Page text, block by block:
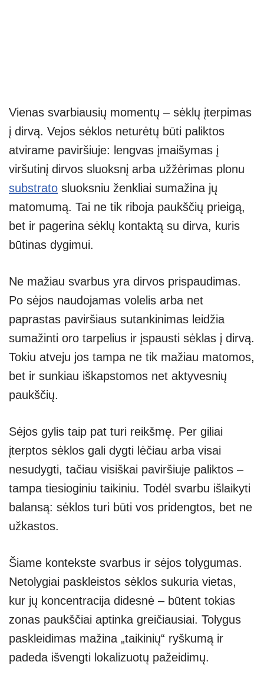
Vienas svarbiausių momentų – sėklų įterpimas
į dirvą. Vejos sėklos neturėtų būti paliktos
atvirame paviršiuje: lengvas įmaišymas į
viršutinį dirvos sluoksnį arba užžėrimas plonu
substrato sluoksniu ženkliai sumažina jų
matomumą. Tai ne tik riboja paukščių prieigą,
bet ir pagerina sėklų kontaktą su dirva, kuris
būtinas dygimui.
Ne mažiau svarbus yra dirvos prispaudimas.
Po sėjos naudojamas volelis arba net
paprastas paviršiaus sutankinimas leidžia
sumažinti oro tarpelius ir įspausti sėklas į dirvą.
Tokiu atveju jos tampa ne tik mažiau matomos,
bet ir sunkiau iškapstomos net aktyvesnių
paukščių.
Sėjos gylis taip pat turi reikšmę. Per giliai
įterptos sėklos gali dygti lėčiau arba visai
nesudygti, tačiau visiškai paviršiuje paliktos –
tampa tiesioginiu taikiniu. Todėl svarbu išlaikyti
balansą: sėklos turi būti vos pridengtos, bet ne
užkastos.
Šiame kontekste svarbus ir sėjos tolygumas.
Netolygiai paskleistos sėklos sukuria vietas,
kur jų koncentracija didesnė – būtent tokias
zonas paukščiai aptinka greičiausiai. Tolygus
paskleidimas mažina „taikinių“ ryškumą ir
padeda išvengti lokalizuotų pažeidimų.